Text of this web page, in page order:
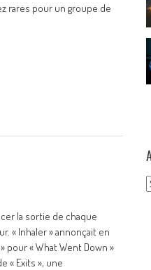
rares pour un groupe de
la sortie de chaque
« Inhaler » annonçait en
pour « What Went Down »
« Exits », une